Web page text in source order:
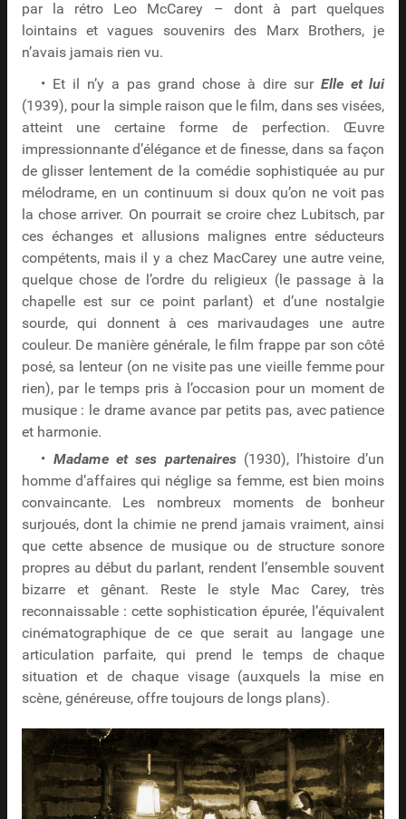
par la rétro Leo McCarey – dont à part quelques
lointains et vagues souvenirs des Marx Brothers, je
n’avais jamais rien vu.
• Et il n’y a pas grand chose à dire sur Elle et lui
(1939), pour la simple raison que le film, dans ses visées,
atteint une certaine forme de perfection. Œuvre
impressionnante d’élégance et de finesse, dans sa façon
de glisser lentement de la comédie sophistiquée au pur
mélodrame, en un continuum si doux qu’on ne voit pas
la chose arriver. On pourrait se croire chez Lubitsch, par
ces échanges et allusions malignes entre séducteurs
compétents, mais il y a chez MacCarey une autre veine,
quelque chose de l’ordre du religieux (le passage à la
chapelle est sur ce point parlant) et d’une nostalgie
sourde, qui donnent à ces marivaudages une autre
couleur. De manière générale, le film frappe par son côté
posé, sa lenteur (on ne visite pas une vieille femme pour
rien), par le temps pris à l’occasion pour un moment de
musique : le drame avance par petits pas, avec patience
et harmonie.
• Madame et ses partenaires(1930), l’histoire d’un
homme d’affaires qui néglige sa femme, est bien moins
convaincante. Les nombreux moments de bonheur
surjoués, dont la chimie ne prend jamais vraiment, ainsi
que cette absence de musique ou de structure sonore
propres au début du parlant, rendent l’ensemble souvent
bizarre et gênant. Reste le style Mac Carey, très
reconnaissable : cette sophistication épurée, l’équivalent
cinématographique de ce que serait au langage une
articulation parfaite, qui prend le temps de chaque
situation et de chaque visage (auxquels la mise en
scène, généreuse, offre toujours de longs plans).